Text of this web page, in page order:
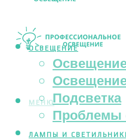
ОСВЕЩЕНИЕ
Подсветка
Проблемы
ЛАМПЫ И
МЕНЮ